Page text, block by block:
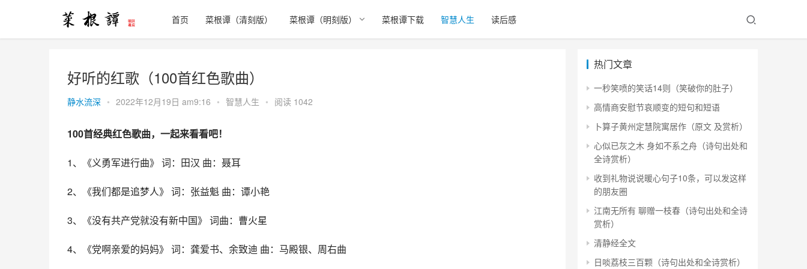
首页 菜根谭（清刻版） 菜根谭（明刻版） 菜根谭下载 智慧人生 读后感
好听的红歌（100首红色歌曲）
静水流深 • 2022年12月19日 am9:16 • 智慧人生 • 阅读 1042
100首经典红色歌曲，一起来看看吧！
1、《义勇军进行曲》 词：田汉 曲：聂耳
2、《我们都是追梦人》 词：张益魁 曲：谭小艳
3、《没有共产党就没有新中国》 词曲：曹火星
4、《党啊亲爱的妈妈》 词：龚爱书、余致迪 曲：马殿银、周右曲
热门文章
一秒笑喷的笑话14则（笑破你的肚子）
高情商安慰节哀顺变的短句和短语
卜算子黄州定慧院寓居作（原文 及赏析）
心似已灰之木 身如不系之舟（诗句出处和
全诗赏析）
收到礼物说说暖心句子10条，可以发这样
的朋友圈
江南无所有 聊赠一枝春（诗句出处和全诗
赏析）
清静经全文
日啖荔枝三百颗（诗句出处和全诗赏析）